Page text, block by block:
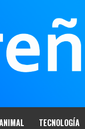
TECNOLOGÍA